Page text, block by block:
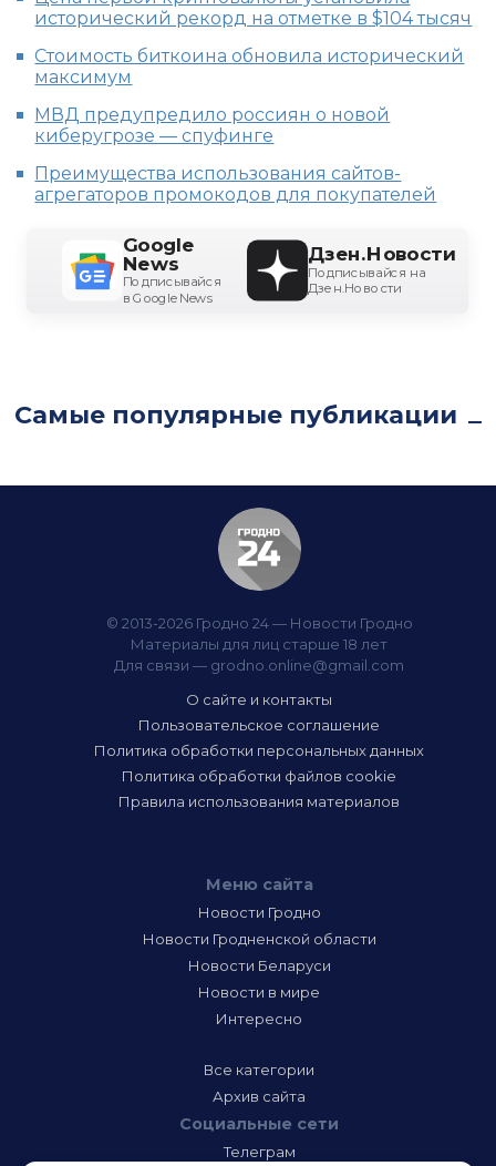
исторический рекорд на отметке в $104 тысяч
Стоимость биткоина обновила исторический
максимум
МВД предупредило россиян о новой
киберугрозе — спуфинге
Преимущества использования сайтов-
агрегаторов промокодов для покупателей
Google
News
Подписывайся
в Google News
Дзен.Новости
Подписывайся на
Дзен.Новости
Самые популярные публикации
© 2013-2026 Гродно 24 — Новости Гродно
Материалы для лиц старше 18 лет
Для связи — grodno.online@gmail.com
О сайте и контакты
Пользовательское соглашение
Политика обработки персональных данных
Политика обработки файлов cookie
Правила использования материалов
Меню сайта
Новости Гродно
Новости Гродненской области
Новости Беларуси
Новости в мире
Интересно
Все категории
Архив сайта
Социальные сети
Телеграм